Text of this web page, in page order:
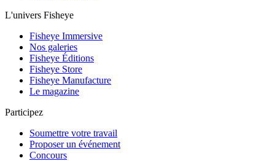
L'univers Fisheye
Fisheye Immersive
Nos galeries
Fisheye Éditions
Fisheye Store
Fisheye Manufacture
Le magazine
Participez
Soumettre votre travail
Proposer un événement
Concours